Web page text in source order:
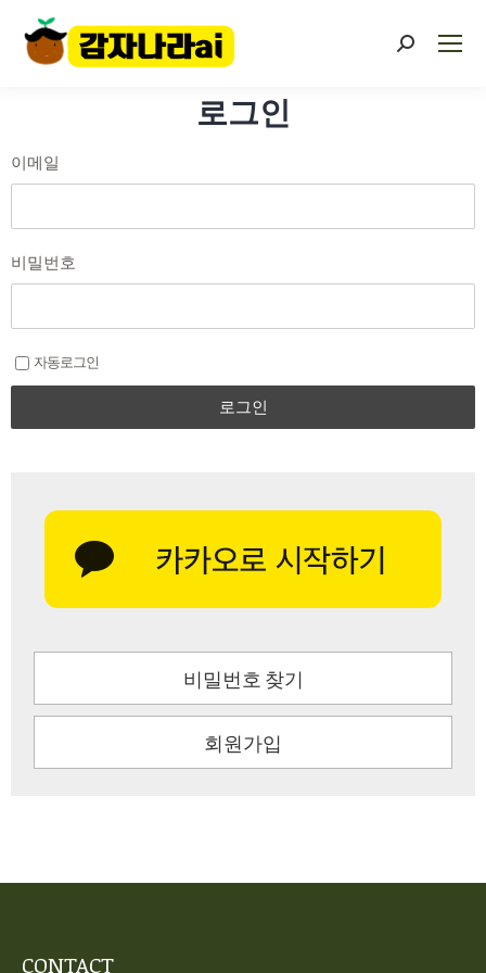
로그인
이메일
비밀번호
자동로그인
로그인
비밀번호 찾기
회원가입
CONTACT